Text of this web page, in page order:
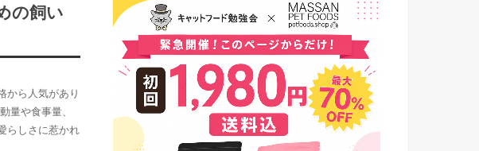
の飼い
から人気があり
量や食事量、
らしさに惹かれ